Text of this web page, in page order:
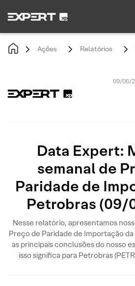
Ações Relatórios
09/06/
Data Expert:
semanal de
Paridade de
Petrobras (09/
Nesse relatório, apresentamos
Preço de Paridade de Importação
as principais conclusões do nosso
isso significa para Petrobras